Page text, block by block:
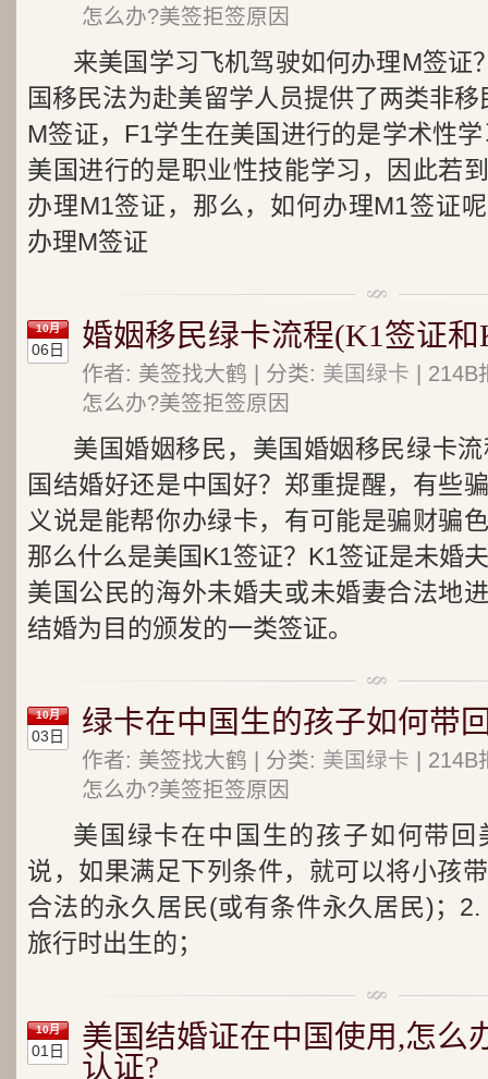
怎么办?美签拒签原因
来美国学习飞机驾驶如何办理M签证
国移民法为赴美留学人员提供了两类非
M签证，F1学生在美国进行的是学术性
美国进行的是职业性技能学习，因此若
办理M1签证，那么，如何办理M1签证
办理M签证
10月
06日 婚姻移民绿卡流程(K1签证
作者: 美签找大鹤 | 分类: 美国绿卡 |
怎么办?美签拒签原因
美国婚姻移民，美国婚姻移民绿卡
国结婚好还是中国好？郑重提醒，有些
义说是能帮你办绿卡，有可能是骗财骗
那么什么是美国K1签证？K1签证是未婚
美国公民的海外未婚夫或未婚妻合法地
结婚为目的颁发的一类签证。
10月
03日 绿卡在中国生的孩子如何带
作者: 美签找大鹤 | 分类: 美国绿卡 |
怎么办?美签拒签原因
美国绿卡在中国生的孩子如何带
说，如果满足下列条件，就可以将小孩
合法的永久居民(或有条件永久居民)；
旅行时出生的；
10月
01日
美国结婚证在中国使用,怎么
认证?